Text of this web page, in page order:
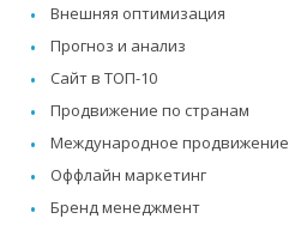
Внешняя оптимизация
Прогноз и анализ
Сайт в ТОП-10
Продвижение по странам
Международное продвижение
Оффлайн маркетинг
Бренд менеджмент